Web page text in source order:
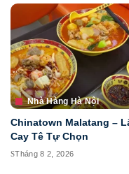
Nhà Hàng Hà Nội
Chinatown Malatang –
Cay Tê Tự Chọn
Tháng 8 2, 2026